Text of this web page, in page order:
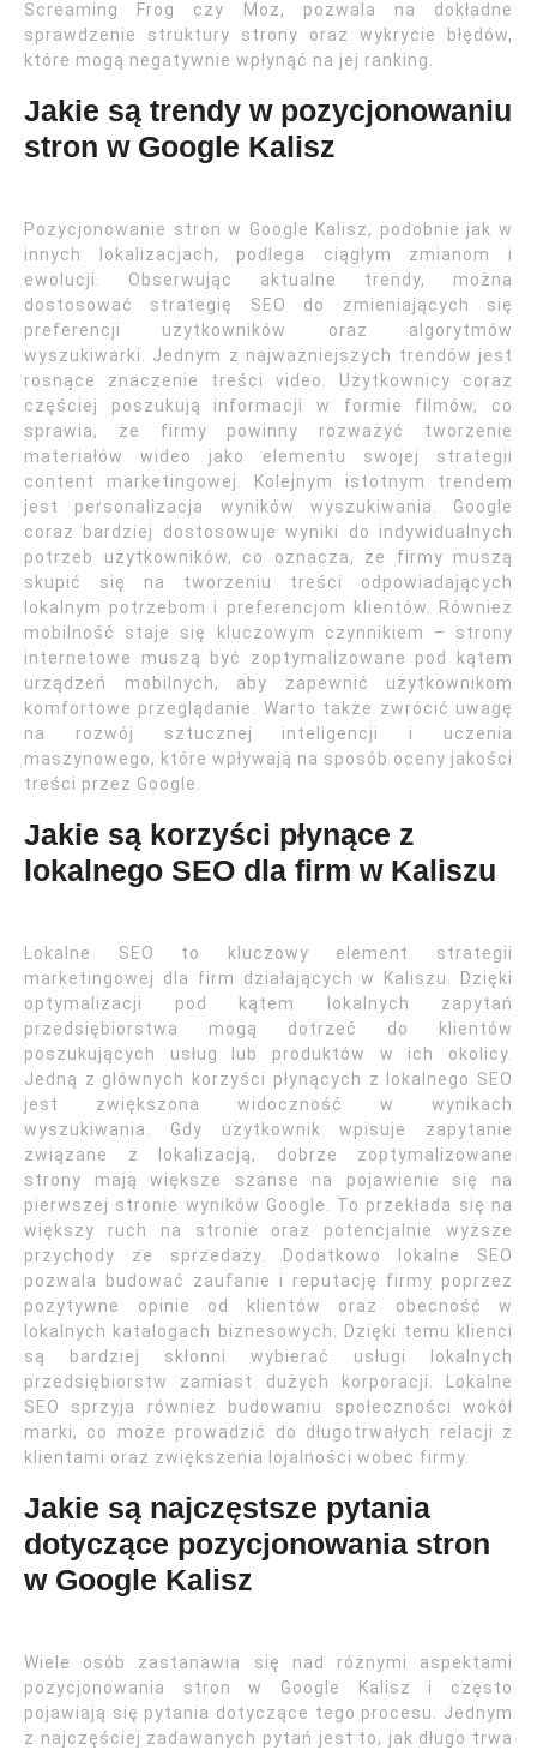
Screaming Frog czy Moz, pozwala na dokładne
sprawdzenie struktury strony oraz wykrycie błędów,
które mogą negatywnie wpłynąć na jej ranking.
Jakie są trendy w pozycjonowaniu
stron w Google Kalisz
Pozycjonowanie stron w Google Kalisz, podobnie jak w
innych lokalizacjach, podlega ciągłym zmianom i
ewolucji. Obserwując aktualne trendy, można
dostosować strategię SEO do zmieniających się
preferencji użytkowników oraz algorytmów
wyszukiwarki. Jednym z najważniejszych trendów jest
rosnące znaczenie treści video. Użytkownicy coraz
częściej poszukują informacji w formie filmów, co
sprawia, że firmy powinny rozważyć tworzenie
materiałów wideo jako elementu swojej strategii
content marketingowej. Kolejnym istotnym trendem
jest personalizacja wyników wyszukiwania. Google
coraz bardziej dostosowuje wyniki do indywidualnych
potrzeb użytkowników, co oznacza, że firmy muszą
skupić się na tworzeniu treści odpowiadających
lokalnym potrzebom i preferencjom klientów. Również
mobilność staje się kluczowym czynnikiem – strony
internetowe muszą być zoptymalizowane pod kątem
urządzeń mobilnych, aby zapewnić użytkownikom
komfortowe przeglądanie. Warto także zwrócić uwagę
na rozwój sztucznej inteligencji i uczenia
maszynowego, które wpływają na sposób oceny jakości
treści przez Google.
Jakie są korzyści płynące z
lokalnego SEO dla firm w Kaliszu
Lokalne SEO to kluczowy element strategii
marketingowej dla firm działających w Kaliszu. Dzięki
optymalizacji pod kątem lokalnych zapytań
przedsiębiorstwa mogą dotrzeć do klientów
poszukujących usług lub produktów w ich okolicy.
Jedną z głównych korzyści płynących z lokalnego SEO
jest zwiększona widoczność w wynikach
wyszukiwania. Gdy użytkownik wpisuje zapytanie
związane z lokalizacją, dobrze zoptymalizowane
strony mają większe szanse na pojawienie się na
pierwszej stronie wyników Google. To przekłada się na
większy ruch na stronie oraz potencjalnie wyższe
przychody ze sprzedaży. Dodatkowo lokalne SEO
pozwala budować zaufanie i reputację firmy poprzez
pozytywne opinie od klientów oraz obecność w
lokalnych katalogach biznesowych. Dzięki temu klienci
są bardziej skłonni wybierać usługi lokalnych
przedsiębiorstw zamiast dużych korporacji. Lokalne
SEO sprzyja również budowaniu społeczności wokół
marki, co może prowadzić do długotrwałych relacji z
klientami oraz zwiększenia lojalności wobec firmy.
Jakie są najczęstsze pytania
dotyczące pozycjonowania stron
w Google Kalisz
Wiele osób zastanawia się nad różnymi aspektami
pozycjonowania stron w Google Kalisz i często
pojawiają się pytania dotyczące tego procesu. Jednym
z najczęściej zadawanych pytań jest to, jak długo trwa